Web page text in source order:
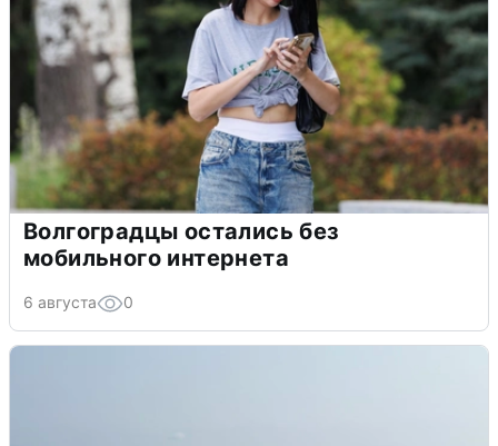
Волгоградцы остались без
мобильного интернета
6 августа 0